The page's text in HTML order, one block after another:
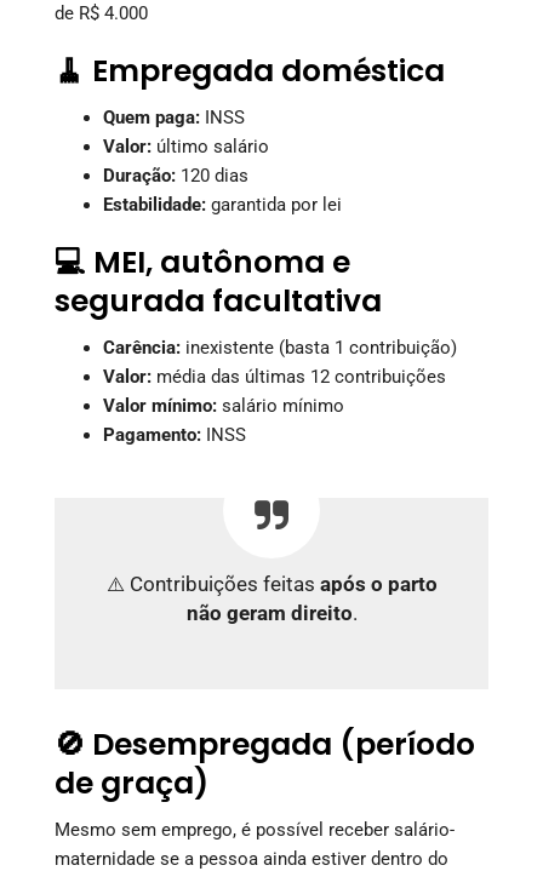
de R$ 4.000
🧹 Empregada doméstica
Quem paga: INSS
Valor: último salário
Duração: 120 dias
Estabilidade: garantida por lei
💻 MEI, autônoma e
segurada facultativa
Carência: inexistente (basta 1 contribuição)
Valor: média das últimas 12 contribuições
Valor mínimo: salário mínimo
Pagamento: INSS
⚠️ Contribuições feitas após o parto
não geram direito.
🚫 Desempregada (período
de graça)
Mesmo sem emprego, é possível receber salário-
maternidade se a pessoa ainda estiver dentro do